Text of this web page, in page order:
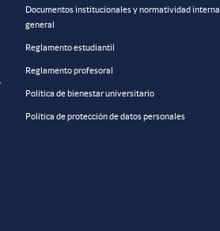
Documentos institucionales y normatividad interna
general
Reglamento estudiantil
Reglamento profesoral
Política de bienestar universitario
Política de protección de datos personales